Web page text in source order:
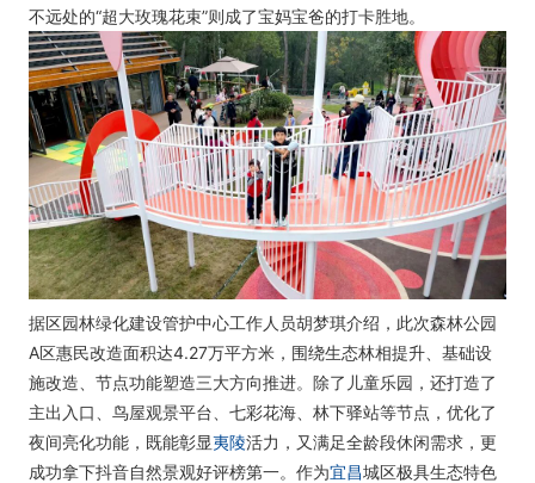
不远处的“超大玫瑰花束”则成了宝妈宝爸的打卡胜地。
据区园林绿化建设管护中心工作人员胡梦琪介绍，此次森林公园
A区惠民改造面积达4.27万平方米，围绕生态林相提升、基础设
施改造、节点功能塑造三大方向推进。除了儿童乐园，还打造了
主出入口、鸟屋观景平台、七彩花海、林下驿站等节点，优化了
夜间亮化功能，既能彰显夷陵活力，又满足全龄段休闲需求，更
成功拿下抖音自然景观好评榜第一。作为宜昌城区极具生态特色